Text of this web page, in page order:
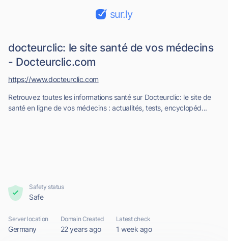
sur.ly
docteurclic: le site santé de vos médecins
- Docteurclic.com
Retrouvez toutes les informations santé sur Docteurclic: le site de
santé en ligne de vos médecins : actualités, tests, encyclopéd...
https://www.docteurclic.com
Safety status
Safe
Server location
Germany
Domain Created
22 years ago
Latest check
1 week ago